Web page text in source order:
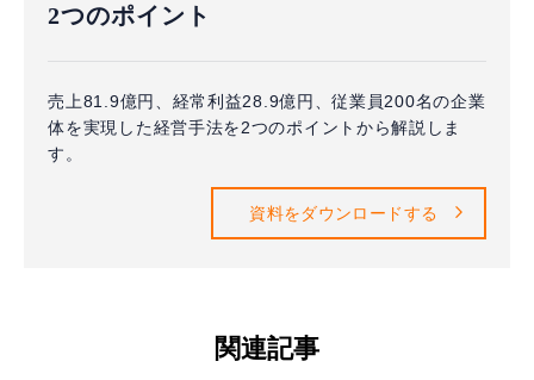
2つのポイント
売上81.9億円、経常利益28.9億円、従業員200名の企業
体を実現した経営手法を2つのポイントから解説しま
す。
資料をダウンロードする
関連記事